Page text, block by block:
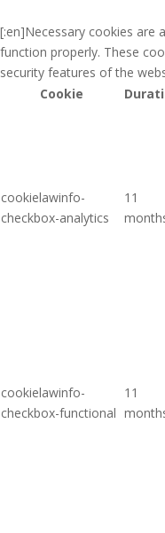
[:en]Necessary cookies are
function properly. These
security features of the
Cookie
cookielawinfo-
checkbox-analytics
11
cookielawinfo-
checkbox-functional
11